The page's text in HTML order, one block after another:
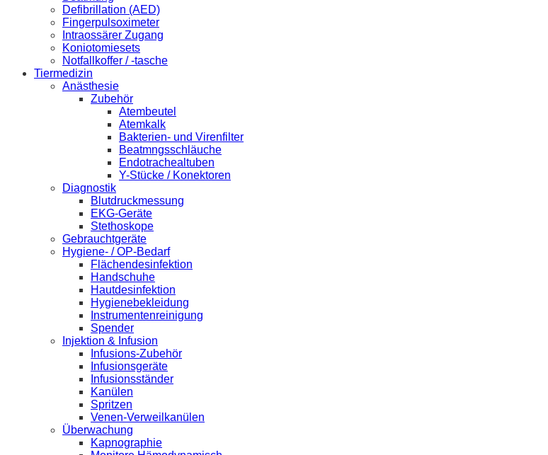
Defibrillation (AED)
Fingerpulsoximeter
Intraossärer Zugang
Koniotomiesets
Notfallkoffer / -tasche
Tiermedizin
Anästhesie
Zubehör
Atembeutel
Atemkalk
Bakterien- und Virenfilter
Beatmngsschläuche
Endotrachealtuben
Y-Stücke / Konektoren
Diagnostik
Blutdruckmessung
EKG-Geräte
Stethoskope
Gebrauchtgeräte
Hygiene- / OP-Bedarf
Flächendesinfektion
Handschuhe
Hautdesinfektion
Hygienebekleidung
Instrumentenreinigung
Spender
Injektion & Infusion
Infusions-Zubehör
Infusionsgeräte
Infusionsständer
Kanülen
Spritzen
Venen-Verweilkanülen
Überwachung
Kapnographie